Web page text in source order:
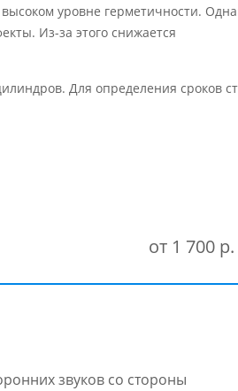
уровне герметичности.
Из-за этого снижается
Для определения сроков
от 1 700 р.
звуков со стороны